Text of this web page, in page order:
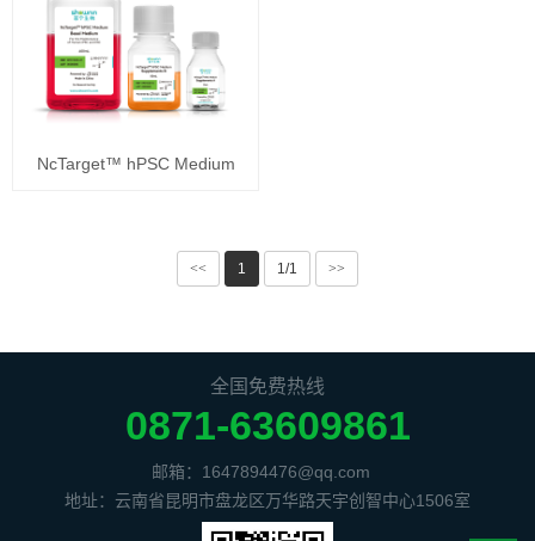
NcTarget™ hPSC Medium
<< 1 1/1 >>
全国免费热线
0871-63609861
邮箱：1647894476@qq.com
地址：云南省昆明市盘龙区万华路天宇创智中心1506室